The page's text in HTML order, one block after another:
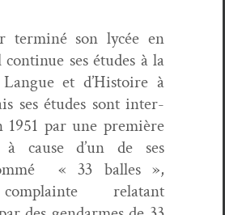
ter­miné son lycée en
ses études à la
et d’Histoire à
ses études sont inter­
1951 par une pre­mière
à cause d’un de ses
« 33 balles »,
rela­tant